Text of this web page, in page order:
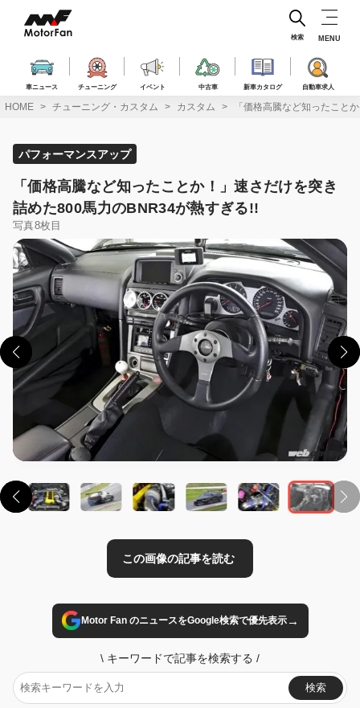
ス
車ニュース チューニング イベント 中古車 新車カタログ 自動車求人
検索 MENU
HOME チューニング・カスタム カスタム 「価格高騰など知ったこと
パフォーマンスアップ
「価格高騰など知ったことか！」速さだけを突き
詰めた800馬力のBNR34が熱すぎる!!
写真8枚目
Motor Fan のニュースをGoogle検索で優先表示→
\ キーワードで記事を検索する /
検索